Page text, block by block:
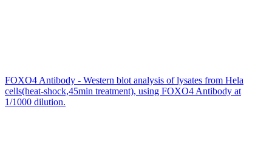
FOXO4 Antibody - Western blot analysis of lysates from Hela
cells(heat-shock,45min treatment), using FOXO4 Antibody at
1/1000 dilution.